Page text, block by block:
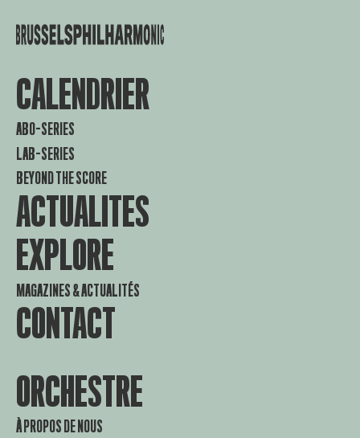
CALENDRIER
ABO-SERIES
LAB-SERIES
BEYOND THE SCORE
ACTUALITES
EXPLORE
MAGAZINES & ACTUALITÉS
CONTACT
ORCHESTRE
À PROPOS DE NOUS